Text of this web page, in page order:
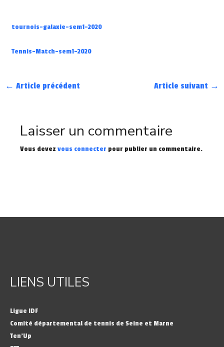
tournois-galaxie-sem1-2020
Tennis-Match-sem1-2020
← Article précédent Article suivant →
Laisser un commentaire
Vous devezvous connecter pour publier un commentaire.
LIENS UTILES
Ligue IDF
Comité départemental de tennis de Seine et Marne
Ten’Up